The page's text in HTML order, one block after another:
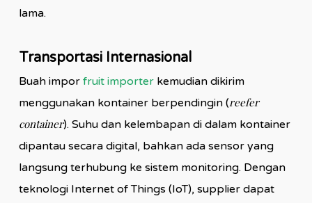
lama.
Transportasi Internasional
Buah impor fruit importerkemudian dikirim
menggunakan kontainer berpendingin (reefer
container). Suhu dan kelembapan di dalam kontainer
dipantau secara digital, bahkan ada sensor yang
langsung terhubung ke sistem monitoring. Dengan
teknologi Internet of Things (IoT), supplier dapat